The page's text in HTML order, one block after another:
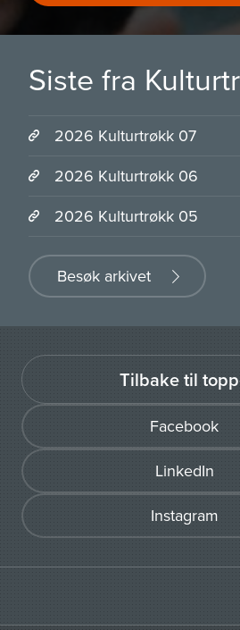
Siste fra
2026 Kulturtrøkk 07
2026 Kulturtrøkk 06
2026 Kulturtrøkk 05
Besøk arkivet
Facebook
LinkedIn
Instagram
Tilbake til